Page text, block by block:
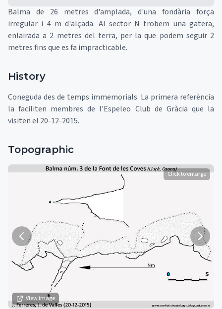
Balma de 26 metres d'amplada, d'una fondària força
irregular i 4 m d'alçada. Al sector N trobem una gatera,
enlairada a 2 metres del terra, per la que podem seguir 2
metres fins que es fa impracticable.
History
Coneguda des de temps immemorials. La primera referència
la faciliten membres de l'Espeleo Club de Gràcia que la
visiten el 20-12-2015.
Topographic
View image
Click to enlarge